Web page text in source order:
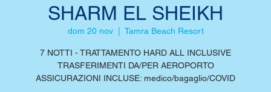
SHARM EL SHEIKH
dom 20 nov
  |
Tamra Beach Resort
7 NOTTI - TRATTAMENTO HARD ALL INCLUSIVE
TRASFERIMENTI DA/PER AEROPORTO
ASSICURAZIONI INCLUSE: medico/bagaglio/COVID